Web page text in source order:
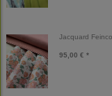
Jacquard
95,00 € *